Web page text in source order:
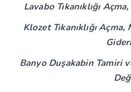
Lavabo Tıkanıklığı
Klozet Tıkanıklığı
Banyo Duşakabin Tamiri